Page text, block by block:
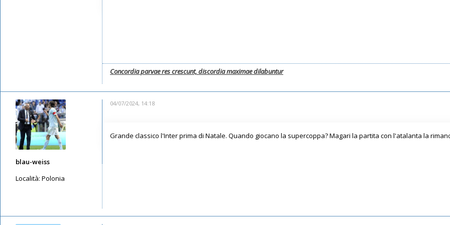
Concordia parvae res crescunt, discordia maximae dilabuntur
blau-weiss
Località: Polonia
04/07/2024, 14:18
Grande classico l'Inter prima di Natale. Quando giocano la supercoppa? Magari la partita con l'atalanta la